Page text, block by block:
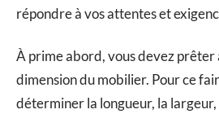
répondre à vos attentes et
À prime abord, vous devez prêter
dimension du mobilier. Pour ce
déterminer la longueur, la